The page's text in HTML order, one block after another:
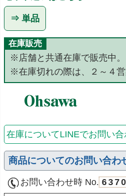
⇒ 単品
在庫販売
※店舗と共通在庫で販売中。
※在庫切れの際は、２～４営
在庫についてLINEでお問い合
商品についてのお問い合わ
お問い合わせ時 No.